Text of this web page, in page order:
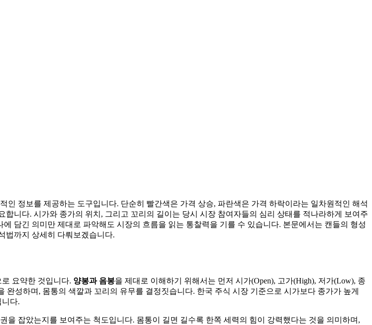
정보를 제공하는 도구입니다. 단순히 빨간색은 가격 상승, 파란색은 가격 하락이라는 일차원적인 해석
니다. 시가와 종가의 위치, 그리고 꼬리의 길이는 당시 시장 참여자들의 심리 상태를 적나라하게 보여주
담긴 의미만 제대로 파악해도 시장의 흐름을 읽는 통찰력을 기를 수 있습니다. 본문에서는 캔들의 형성
법까지 상세히 다뤄보겠습니다.
요약한 것입니다. 양봉과 음봉을 제대로 이해하기 위해서는 먼저 시가(Open), 고가(High), 저가(Low), 종
성하며, 몸통의 색깔과 꼬리의 유무를 결정짓습니다. 한국 주식 시장 기준으로 시가보다 종가가 높게
다.
잡았는지를 보여주는 척도입니다. 몸통이 길면 길수록 한쪽 세력의 힘이 강력했다는 것을 의미하며,